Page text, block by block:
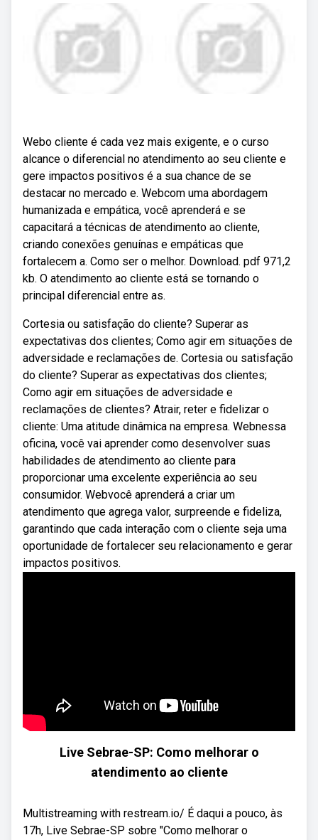
Webo cliente é cada vez mais exigente, e o curso
alcance o diferencial no atendimento ao seu cliente e
gere impactos positivos é a sua chance de se
destacar no mercado e. Webcom uma abordagem
humanizada e empática, você aprenderá e se
capacitará a técnicas de atendimento ao cliente,
criando conexões genuínas e empáticas que
fortalecem a. Como ser o melhor. Download. pdf 971,2
kb. O atendimento ao cliente está se tornando o
principal diferencial entre as.
Cortesia ou satisfação do cliente? Superar as
expectativas dos clientes; Como agir em situações de
adversidade e reclamações de. Cortesia ou satisfação
do cliente? Superar as expectativas dos clientes;
Como agir em situações de adversidade e
reclamações de clientes? Atrair, reter e fidelizar o
cliente: Uma atitude dinâmica na empresa. Webnessa
oficina, você vai aprender como desenvolver suas
habilidades de atendimento ao cliente para
proporcionar uma excelente experiência ao seu
consumidor. Webvocê aprenderá a criar um
atendimento que agrega valor, surpreende e fideliza,
garantindo que cada interação com o cliente seja uma
oportunidade de fortalecer seu relacionamento e gerar
impactos positivos.
Live Sebrae-SP: Como melhorar o
atendimento ao cliente
Multistreaming with restream.io/ É daqui a pouco, às
17h, Live Sebrae-SP sobre "Como melhorar o